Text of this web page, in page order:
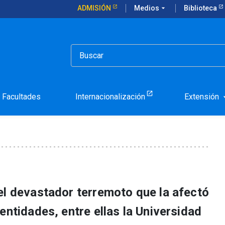
ADMISIÓN Medios arrow_drop_down Biblioteca
Facultades Internacionalización Extensión
República de Chile en
virtuosa
devastador terremoto que la afectó
entre ellas la Universidad